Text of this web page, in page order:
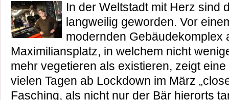
In der Weltstadt mit Herz sind
langweilig geworden. Vor
modernden Gebäudekomplex
Maximiliansplatz, in welchem nicht
mehr vegetieren als existieren, zeigt
vielen Tagen ab Lockdown im März
Fasching, als nicht nur der Bär hierorts